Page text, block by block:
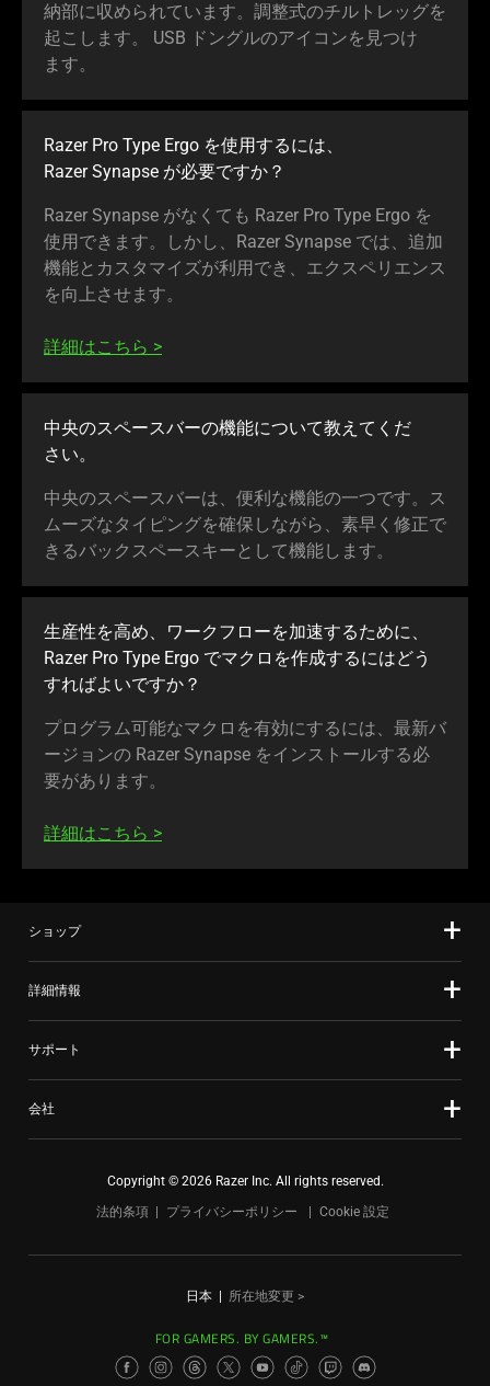
納部に収められています。調整式のチルトレッグを
起こします。 USB ドングルのアイコンを見つけ
ます。
Razer Pro Type Ergo を使用するには、
Razer Synapse が必要ですか ？
Razer Synapse がなくても Razer Pro Type Ergo を
使用できます。しかし、Razer Synapse では、追加
機能とカスタマイズが利用でき、エクスペリエンス
を向上させます。
詳細はこちら >
中央のスペースバーの機能について教えてくだ
さい。
中央のスペースバーは、便利な機能の一つです。ス
ムーズなタイピングを確保しながら、素早く修正で
きるバックスペースキーとして機能し ます。
生産性を高め、ワークフローを加速するために、
Razer Pro Type Ergo でマクロを作成するにはどう
すればよいですか ？
プログラム可能なマクロを有効にするには、最新バ
ージョンの Razer Synapse をインストールする必
要があり ます。
詳細はこちら >
ショップ
詳細情報
サポート
会社
Copyright © 2026 Razer Inc. All rights reserved.
法的条項
プライバシーポリシー Cookie 設定
日本 所在地変更 >
FOR GAMERS. BY GAMERS.™